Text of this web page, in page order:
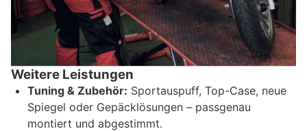
Weitere Leistungen
Tuning & Zubehör: Sportauspuff, Top-Case, neue
Spiegel oder Gepäcklösungen – passgenau
montiert und abgestimmt.